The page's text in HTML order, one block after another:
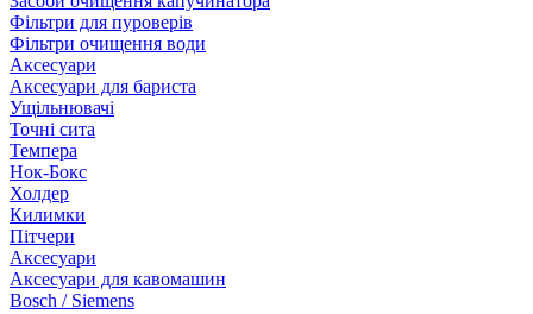
Фільтри для пуроверів
Фільтри очищення води
Аксесуари
Аксесуари для бариста
Ущільнювачі
Точні сита
Темпера
Нок-Бокс
Холдер
Килимки
Пітчери
Аксесуари
Аксесуари для кавомашин
Bosch / Siemens